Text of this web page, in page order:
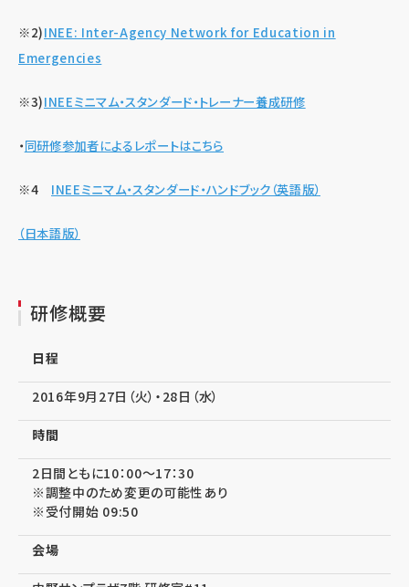
※2)INEE: Inter-Agency Network for Education in
Emergencies
※3)INEEミニマム・スタンダード・トレーナー養成研修
・同研修参加者によるレポートはこちら
※4 INEEミニマム・スタンダード・ハンドブック（英語版）
（日本語版）
研修概要
日程
2016年9月27日（火）・28日（水）
時間
2日間ともに10：00～17：30
※調整中のため変更の可能性あり
※受付開始 09:50
会場